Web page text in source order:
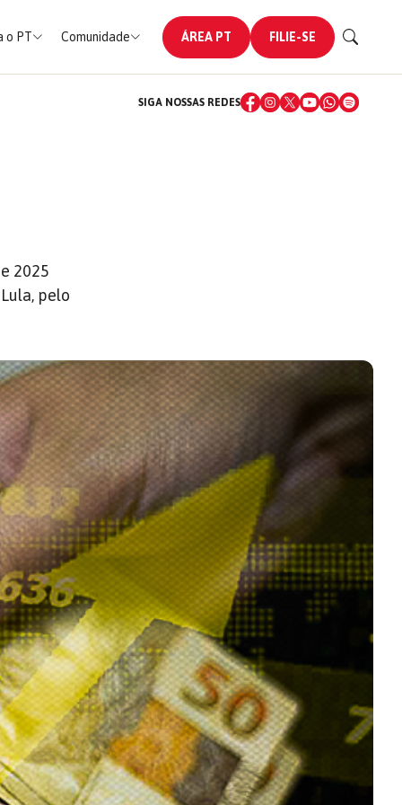
o PT Comunidade ÁREA PT FILIE-SE
SIGA NOSSAS REDES
2025
pelo